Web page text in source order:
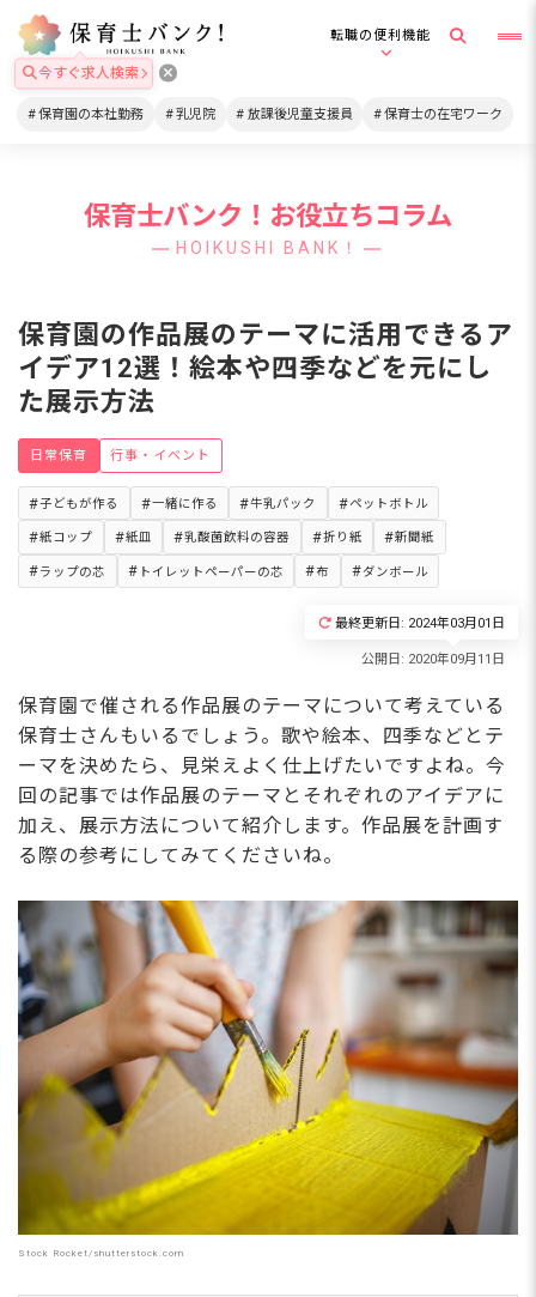
転職の便利機能
今すぐ求人検索
保育園の本社勤務 乳児院 放課後児童支援員 保育士の在宅ワーク
保育士バンク！お役立ちコラム
HOIKUSHI BANK！
保育園の作品展のテーマに活用できるア
イデア12選！絵本や四季などを元にし
た展示方法
日常保育 行事・イベント
子どもが作る 一緒に作る 牛乳パック ペットボトル
紙コップ 紙皿 乳酸菌飲料の容器 折り紙 新聞紙
ラップの芯 トイレットペーパーの芯 布 ダンボール
最終更新日: 2024年03月01日
保育園で催される作品展のテーマについて考えている
保育士さんもいるでしょう。歌や絵本、四季などとテ
ーマを決めたら、見栄えよく仕上げたいですよね。今
回の記事では作品展のテーマとそれぞれのアイデアに
加え、展示方法について紹介します。作品展を計画す
る際の参考にしてみてくださいね。
Stock Rocket/shutterstock.com